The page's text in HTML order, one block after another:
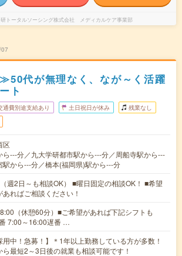
研トータルソーシング株式会社 メディカルケア事業部
代が無理なく、なが～く活躍
ト
通費別途支給あり 土日祝日が休み 残業なし
区
ら---分／九大学研都市駅から---分／周船寺駅から---
駅から---分／橋本(福岡県)駅から---分
週2日～も相談OK） ■曜日固定の相談OK！ ■希望
あればご相談ください！
（休憩60分）■ご希望があれば下記シフトも
7:00～16:00遅番 …
用中！急募！】＊1年以上勤務している方が多数！
ら最短2～3日後の就業も相談可能です！